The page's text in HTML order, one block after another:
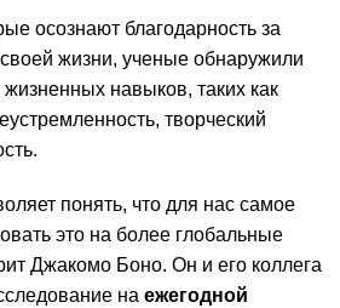
осознают благодарность за
жизни, ученые обнаружили
навыков, таких как
творческий
понять, что для нас самое
это на более глобальные
Джакомо Боно. Он и его коллега
на ежегодной